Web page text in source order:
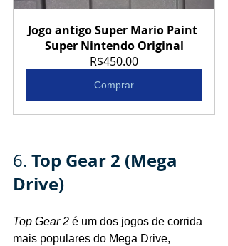
Jogo antigo Super Mario Paint
Super Nintendo Original
R$450.00
Comprar
6. Top Gear 2 (Mega
Drive)
Top Gear 2 é um dos jogos de corrida
mais populares do Mega Drive,